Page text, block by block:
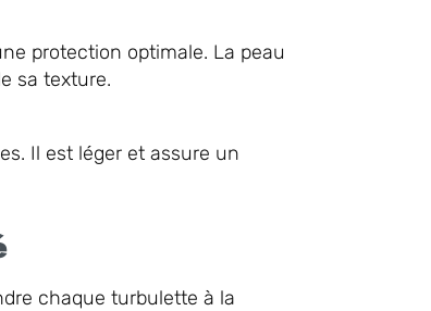
protection optimale. La peau
sa texture.
Il est léger et assure un
chaque turbulette à la